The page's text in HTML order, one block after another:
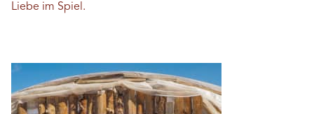
Liebe im Spiel.